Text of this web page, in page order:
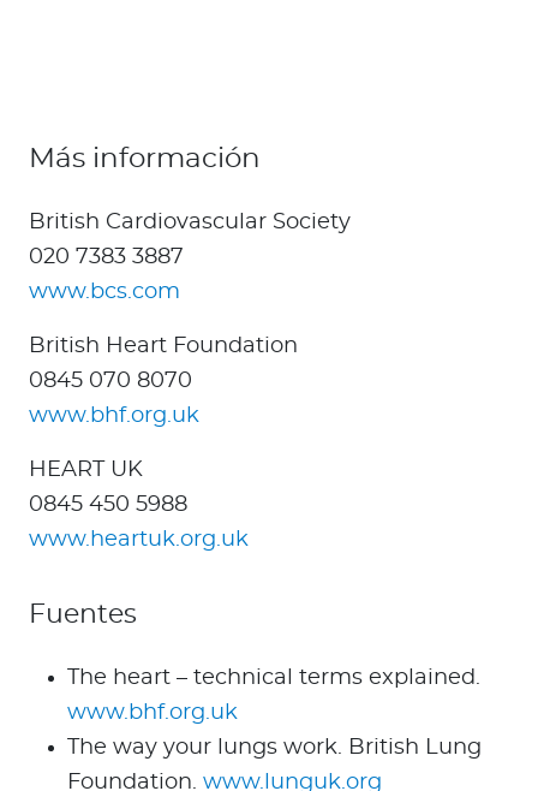
Más información
British Cardiovascular Society
020 7383 3887
www.bcs.com
British Heart Foundation
0845 070 8070
www.bhf.org.uk
HEART UK
0845 450 5988
www.heartuk.org.uk
Fuentes
The heart – technical terms explained.
www.bhf.org.uk
The way your lungs work. British Lung
Foundation. www.lunguk.org